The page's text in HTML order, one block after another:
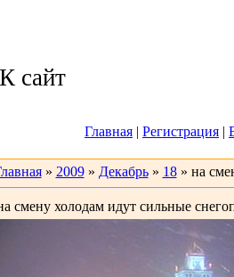
сайт
Главная | Регистрация |
» 2009 » Декабрь » 18» на
смену холодам идут сильные